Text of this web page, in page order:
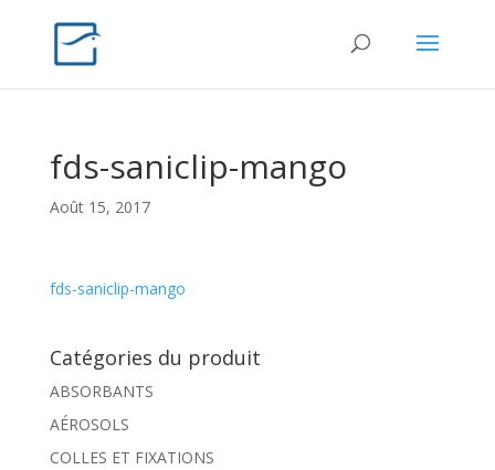
fds-saniclip-mango
Août 15, 2017
fds-saniclip-mango
Catégories du produit
ABSORBANTS
AÉROSOLS
COLLES ET FIXATIONS